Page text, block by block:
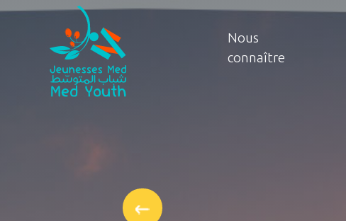
Nous
connaître